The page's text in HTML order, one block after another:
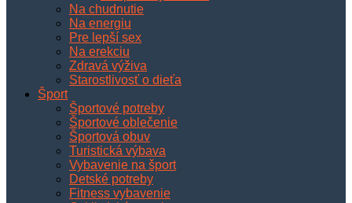
Na chudnutie
Na energiu
Pre lepší sex
Na erekciu
Zdravá výživa
Starostlivosť o dieťa
Šport
Športové potreby
Športové oblečenie
Športová obuv
Turistická výbava
Vybavenie na šport
Detské potreby
Fitness vybavenie